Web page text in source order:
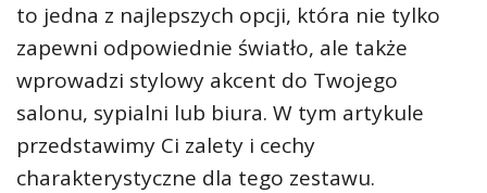
to jedna z najlepszych opcji, która nie tylko
zapewni odpowiednie światło, ale także
wprowadzi stylowy akcent do Twojego
salonu, sypialni lub biura. W tym artykule
przedstawimy Ci zalety i cechy
charakterystyczne dla tego zestawu.